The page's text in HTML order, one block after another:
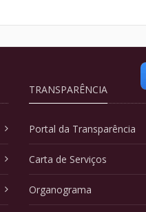
TRANSPARÊNCIA
Portal da Transparência
Carta de Serviços
Organograma